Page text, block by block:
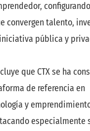
convergen talento,
pública y
que CTX se ha
de referencia en
y
especialmente